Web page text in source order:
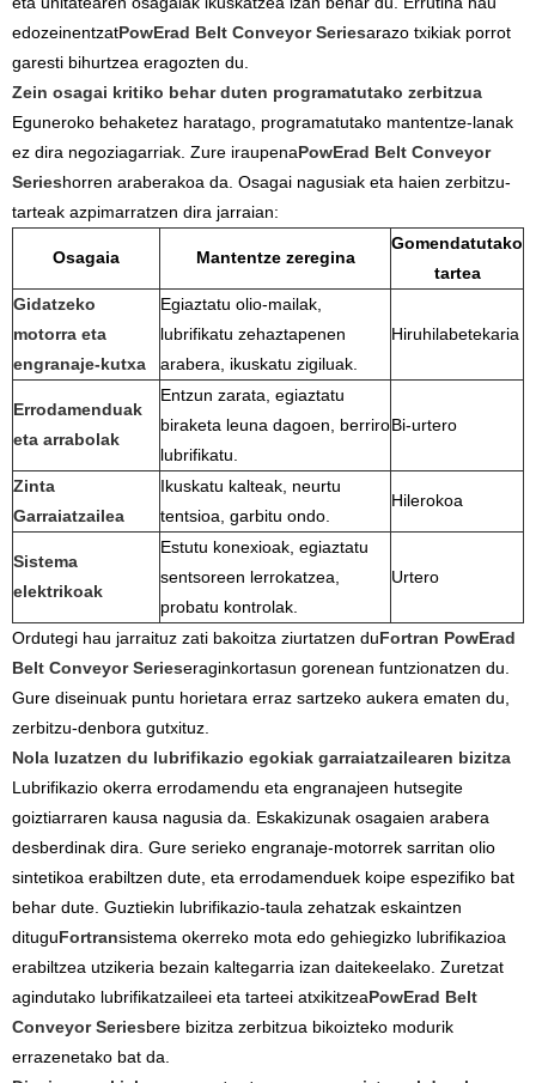
edozeinentzatPowErad Belt Conveyor Seriesarazo txikiak porrot
garesti bihurtzea eragozten du.
Zein osagai kritiko behar duten programatutako zerbitzua
Eguneroko behaketez haratago, programatutako mantentze-lanak
ez dira negoziagarriak. Zure iraupenaPowErad Belt Conveyor
Serieshorren araberakoa da. Osagai nagusiak eta haien zerbitzu-
tarteak azpimarratzen dira jarraian:
Osagaia Mantentze zeregina
Gomendatutako
tartea
Gidatzeko
motorra eta
engranaje-kutxa
Egiaztatu olio-mailak,
lubrifikatu zehaztapenen
arabera, ikuskatu zigiluak.
Hiruhilabetekaria
Errodamenduak
eta arrabolak
Entzun zarata, egiaztatu
biraketa leuna dagoen, berriro
lubrifikatu.
Bi-urtero
Zinta
Garraiatzailea
Ikuskatu kalteak, neurtu
tentsioa, garbitu ondo.
Hilerokoa
Sistema
elektrikoak
Estutu konexioak, egiaztatu
sentsoreen lerrokatzea,
probatu kontrolak.
Urtero
Ordutegi hau jarraituz zati bakoitza ziurtatzen duFortran PowErad
Belt Conveyor Serieseraginkortasun gorenean funtzionatzen du.
Gure diseinuak puntu horietara erraz sartzeko aukera ematen du,
zerbitzu-denbora gutxituz.
Nola luzatzen du lubrifikazio egokiak garraiatzailearen bizitza
Lubrifikazio okerra errodamendu eta engranajeen hutsegite
goiztiarraren kausa nagusia da. Eskakizunak osagaien arabera
desberdinak dira. Gure serieko engranaje-motorrek sarritan olio
sintetikoa erabiltzen dute, eta errodamenduek koipe espezifiko bat
behar dute. Guztiekin lubrifikazio-taula zehatzak eskaintzen
dituguFortransistema okerreko mota edo gehiegizko lubrifikazioa
erabiltzea utzikeria bezain kaltegarria izan daitekeelako. Zuretzat
agindutako lubrifikatzaileei eta tarteei atxikitzeaPowErad Belt
Conveyor Seriesbere bizitza zerbitzua bikoizteko modurik
errazenetako bat da.